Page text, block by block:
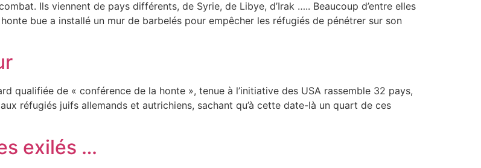
Ils viennent de pays différents, de Syrie, de Libye, d’Irak ….. Beaucoup d’entre elles
bue a installé un mur de barbelés pour empêcher les réfugiés de pénétrer sur son
qualifiée de « conférence de la honte », tenue à l’initiative des USA rassemble 32 pays,
réfugiés juifs allemands et autrichiens, sachant qu’à cette date-là un quart de ces
exilés …